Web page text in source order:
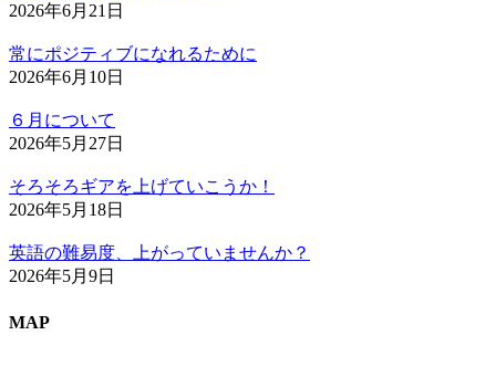
2026年6月21日
常にポジティブになれるために
2026年6月10日
６月について
2026年5月27日
そろそろギアを上げていこうか！
2026年5月18日
英語の難易度、上がっていませんか？
2026年5月9日
MAP